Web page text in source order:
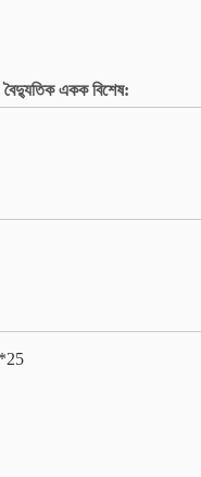
বৈদ্যুতিক একক বিশেষ: